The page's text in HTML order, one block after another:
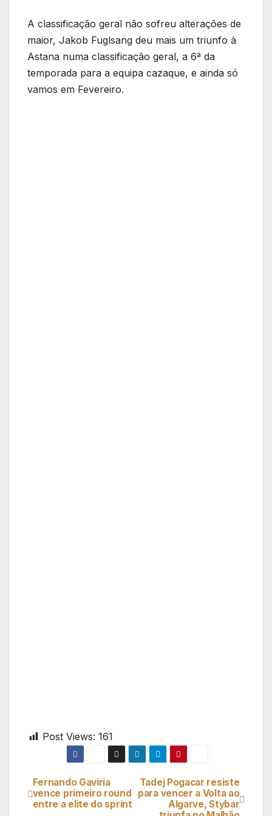
A classificação geral não sofreu alterações de
maior, Jakob Fuglsang deu mais um triunfo à
Astana numa classificação geral, a 6ª da
temporada para a equipa cazaque, e ainda só
vamos em Fevereiro.
Post Views: 161
Navegação
Tadej Pogacar resiste
para vencer a Volta ao
Algarve, Stybar
Fernando Gaviria
vence primeiro round
entre a elite do sprint